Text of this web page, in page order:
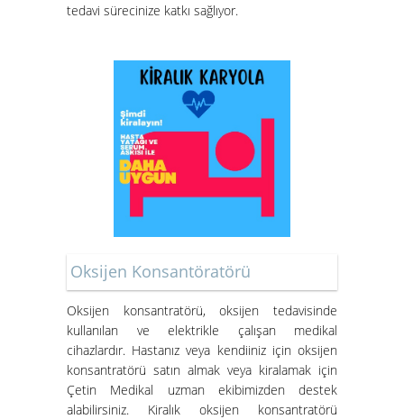
tedavi sürecinize katkı sağlıyor.
Oksijen Konsantöratörü
Oksijen konsantratörü, oksijen tedavisinde
kullanılan ve elektrikle çalışan medikal
cihazlardır. Hastanız veya kendiiniz için oksijen
konsantratörü satın almak veya kiralamak için
Çetin Medikal uzman ekibimizden destek
alabilirsiniz. Kiralık oksijen konsantratörü